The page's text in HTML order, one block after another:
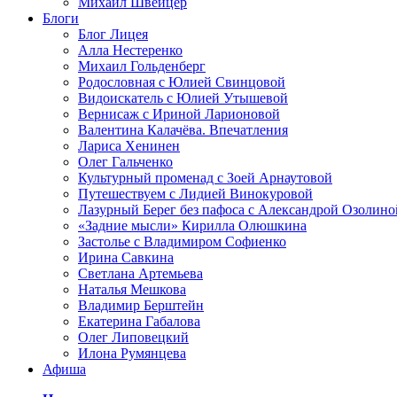
Блоги
Блог Лицея
Алла Нестеренко
Михаил Гольденберг
Родословная с Юлией Свинцовой
Видоискатель с Юлией Утышевой
Вернисаж с Ириной Ларионовой
Валентина Калачёва. Впечатления
Лариса Хенинен
Олег Гальченко
Культурный променад с Зоей Арнаутовой
Путешествуем с Лидией Винокуровой
Лазурный Берег без пафоса с Александрой
«Задние мысли» Кирилла Олюшкина
Застолье с Владимиром Софиенко
Ирина Савкина
Светлана Артемьева
Наталья Мешкова
Владимир Берштейн
Екатерина Габалова
Олег Липовецкий
Илона Румянцева
Афиша